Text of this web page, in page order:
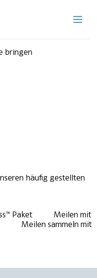
bringen
häufig gestellten
Paket
Meilen mit
Meilen sammeln mit